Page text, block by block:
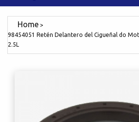
98454051 Retén Delantero del Cigueñal do
2.5L